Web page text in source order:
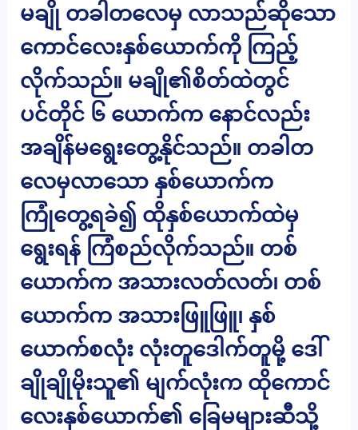
မချို တခါတလေမှ လာသည်ဆိုသော
ကောင်လေးနှစ်ယောက်ကို ကြည့်
လိုက်သည်။ မချို၏စိတ်ထဲတွင်
ပင်တိုင် ၆ ယောက်က နောင်လည်း
အချိန်မရွေးတွေ့နိုင်သည်။ တခါတ
လေမှလာသော နှစ်ယောက်က
ကြုံတွေ့ရခဲ၍ ထိုနှစ်ယောက်ထဲမှ
ရွေးရန် ကြံစည်လိုက်သည်။ တစ်
ယောက်က အသားလတ်လတ်၊ တစ်
ယောက်က အသားဖြူဖြူ၊ နှစ်
ယောက်စလုံး လုံးတူဒေါက်တူမို့ ဒေါ်
ချိုချိုမိုးသူ၏ မျက်လုံးက ထိုကောင်
လေးနှစ်ယောက်၏ ခြေမများဆီသို့